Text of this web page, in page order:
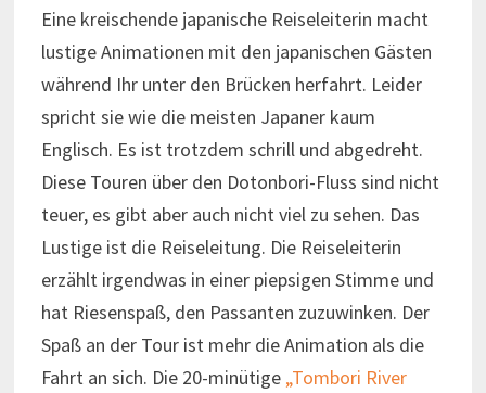
Eine kreischende japanische Reiseleiterin macht
lustige Animationen mit den japanischen Gästen
während Ihr unter den Brücken herfahrt. Leider
spricht sie wie die meisten Japaner kaum
Englisch. Es ist trotzdem schrill und abgedreht.
Diese Touren über den Dotonbori-Fluss sind nicht
teuer, es gibt aber auch nicht viel zu sehen. Das
Lustige ist die Reiseleitung. Die Reiseleiterin
erzählt irgendwas in einer piepsigen Stimme und
hat Riesenspaß, den Passanten zuzuwinken. Der
Spaß an der Tour ist mehr die Animation als die
Fahrt an sich. Die 20-minütige „Tombori River